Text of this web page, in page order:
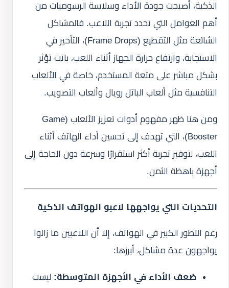
الذكية، أصبحت جودة الأداء وسلاسة الرسوميات من
أهم العوامل التي تحدد تجربة اللاعب. فالمشاكل
الشائعة مثل التقطيع (Frame Drops)، التأخير في
الاستجابة، وارتفاع حرارة الجهاز أثناء اللعب، باتت تؤثر
بشكل مباشر على متعة المستخدم، خاصة في الألعاب
التنافسية مثل ألعاب الباتل رويال وألعاب التصويب.
ومن هنا ظهر مفهوم أدوات تعزيز الألعاب (Game
Booster)، التي تهدف إلى تحسين أداء الهاتف أثناء
اللعب، لتوفير تجربة أكثر استقرارًا وسرعة دون الحاجة إلى
أجهزة باهظة الثمن.
التحديات التي يواجهها لاعبو الهواتف الذكية
رغم التطور الكبير في الهواتف، إلا أن اللاعبين ما زالوا
يواجهون عدة مشاكل، أبرزها:
ضعف الأداء في الأجهزة المتوسطة: ليست